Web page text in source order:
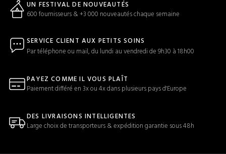
UN FESTIVAL DE NOUVEAUTÉS
600 fournisseurs & +3 000 nouveautés chaque semaine
SERVICE CLIENT AUX PETITS SOINS
Par téléphone ou mail, du lundi au vendredi de 9h30 à 18h00
PAYEZ COMME IL VOUS PLAÎT
Paiement différé en 3x ou 4x dans plusieurs pays d'Europe
DES LIVRAISONS INTELLIGENTES
Large choix de transporteurs & expédition garantie sous 48h